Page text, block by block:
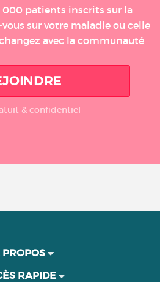
000 patients inscrits sur la
sur votre maladie ou celle
avec la communauté
& confidentiel
PROPOS
RAPIDE